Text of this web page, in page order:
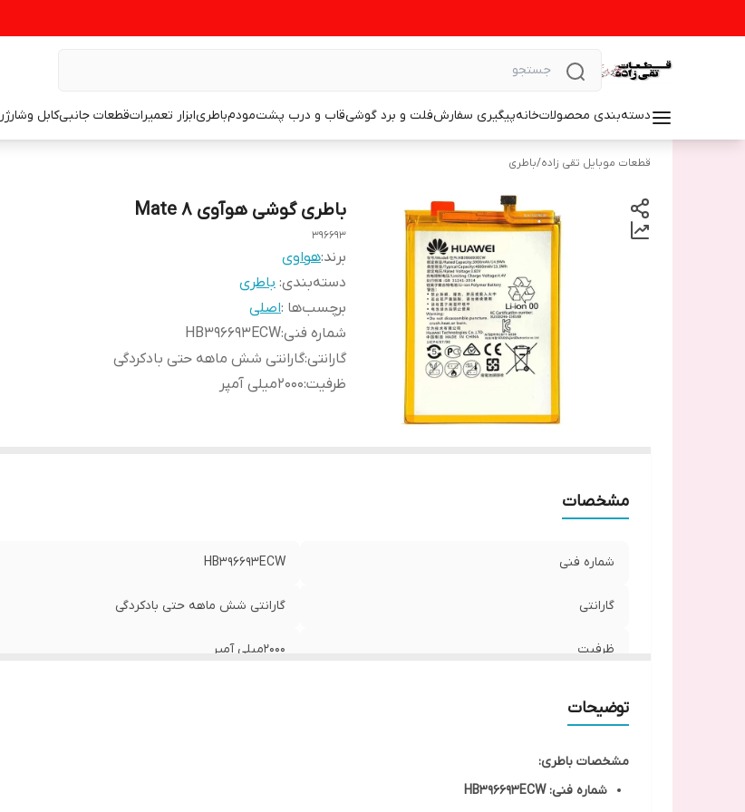
دسته‌بندی محصولاتخانهپیگیری سفارشفلت و برد گوشیقاب و درب پشتمودمباطریابزار تعمیراتقطعات جانبیکابل وشارژر
قطعات موبایل تقی زاده/باطری
باطری گوشی هوآوی Mate 8
396693
برند:هواوی
دسته‌بندی: باطری
برچسب‌ها :اصلی
شماره فنی:
HB396693ECW
گارانتی:گارانتی شش ماهه حتی بادکردگی
ظرفیت:2000میلی آمپر
مشخصات
شماره فنی HB396693ECW
گارانتی گارانتی شش ماهه حتی بادکردگی
ظرفیت 2000میلی آمپر
توضیحات
مشخصات باطری:
شماره فنی: HB396693ECW